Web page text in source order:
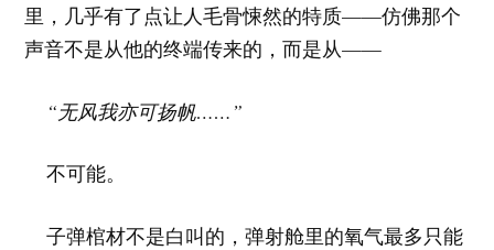
里，几乎有了点让人毛骨悚然的特质——仿佛那个
声音不是从他的终端传来的，而是从——
“无风我亦可扬帆……”
不可能。
子弹棺材不是白叫的，弹射舱里的氧气最多只能